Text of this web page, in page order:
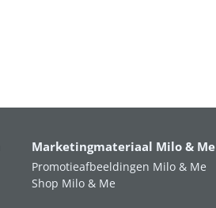
Marketingmateriaal Milo & Me
Promotieafbeeldingen Milo & Me
Shop Milo & Me